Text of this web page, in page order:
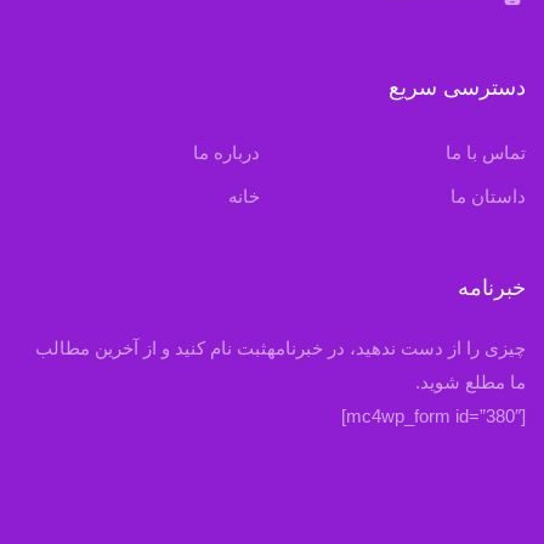
دسترسی سریع
تماس با ما درباره ما
داستان ما خانه
خبرنامه
چیزی را از دست ندهید، در خبرنامهثبت نام کنید و از آخرین مطالب
ما مطلع شوید.
[mc4wp_form id=”380″]